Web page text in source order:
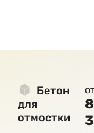
Бетон
для
отмостки